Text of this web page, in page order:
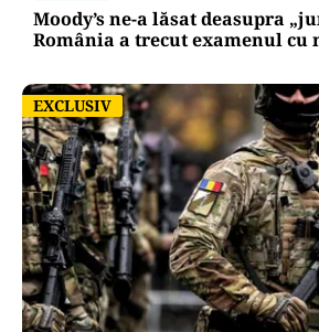
Moody’s ne-a lăsat deasupra
România a trecut examenul cu
EXCLUSIV
EXCLUSIV